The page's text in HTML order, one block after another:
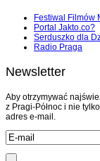
Festiwal Filmów
Portal Jakto.co?
Serduszko dla
Radio Praga
Newsletter
Aby otrzymywać
z Pragi-Północ i nie
adres e-mail.